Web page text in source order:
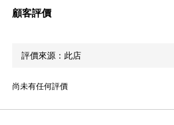
顧客評價
尚未有任何評價